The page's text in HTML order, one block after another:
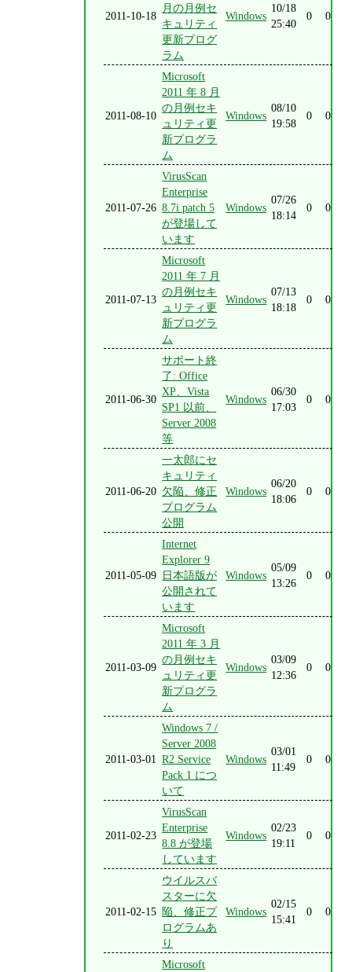
2011-10-18
月の月例セ
キュリティ
更新プログ
ラム
Windows
10/18
25:40
0 0
2011-08-10
Microsoft
2011 年 8 月
の月例セキ
ュリティ更
新プログラ
ム
Windows
08/10
19:58
0 0
2011-07-26
VirusScan
Enterprise
8.7i patch 5
が登場して
います
Windows
07/26
18:14
0 0
2011-07-13
Microsoft
2011 年 7 月
の月例セキ
ュリティ更
新プログラ
ム
Windows
07/13
18:18
0 0
2011-06-30
サポート終
了: Office
XP、Vista
SP1 以前、
Server 2008
等
Windows
06/30
17:03
0 0
2011-06-20
一太郎にセ
キュリティ
欠陥、修正
プログラム
公開
Windows
06/20
18:06
0 0
2011-05-09
Internet
Explorer 9
日本語版が
公開されて
います
Windows
05/09
13:26
0 0
2011-03-09
Microsoft
2011 年 3 月
の月例セキ
ュリティ更
新プログラ
ム
Windows
03/09
12:36
0 0
2011-03-01
Windows 7 /
Server 2008
R2 Service
Pack 1 につ
いて
Windows
03/01
11:49
0 0
2011-02-23
VirusScan
Enterprise
8.8 が登場
しています
Windows
02/23
19:11
0 0
2011-02-15
ウイルスバ
スターに欠
陥、修正プ
ログラムあ
り
Windows
02/15
15:41
0 0
Microsoft